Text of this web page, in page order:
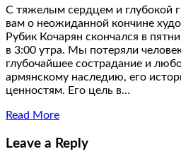
С тяжелым сердцем и глубокой
вам о неожиданной кончине
Рубик Кочарян скончался в
в 3:00 утра. Мы потеряли
глубочайшее сострадание и
армянскому наследию, его
ценностям. Его цель в…
Read More
Leave a Reply